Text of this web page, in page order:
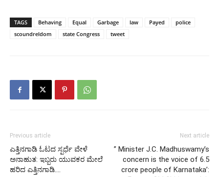
TAGS Behaving Equal Garbage law Payed
police
scoundreldom
state Congress tweet
Previous article
ಎತ್ತಿನಗಾಡಿ ಓಟದ ಸ್ಪರ್ಧೆ ವೇಳೆ
ಅನಾಹುತ: ಇಬ್ಬರು ಯುವಕರ ಮೇಲೆ
ಹರಿದ ಎತ್ತಿನಗಾಡಿ….
Next article
” Minister J.C. Madhuswamy’s
concern is the voice of 6.5
crore people of Karnataka’: